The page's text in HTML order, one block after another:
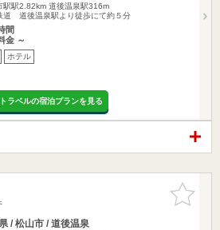
駅駅2.82km 道後温泉駅316m
道 道後温泉駅より徒歩にて約５分
間
金 ～
ホテル
ラベルの宿泊プランを見る
お気に入
りに追加
/ 松山市 / 道後温泉